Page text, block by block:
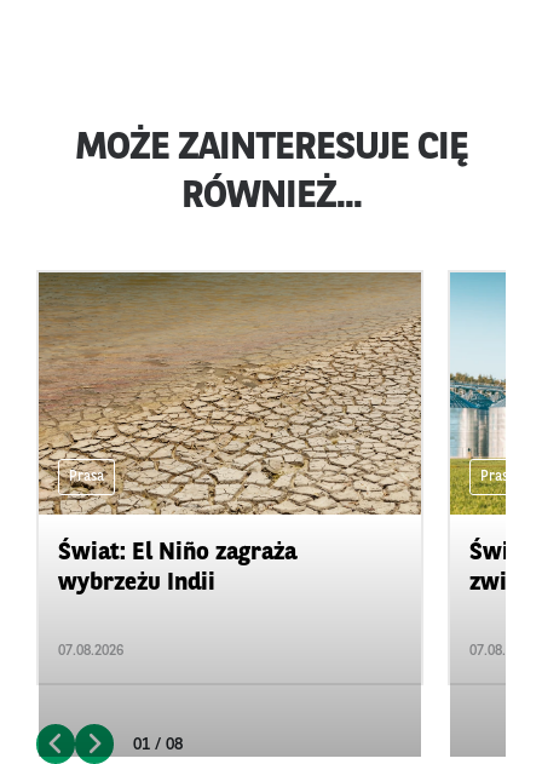
MOŻE ZAINTERESUJE CIĘ
RÓWNIEŻ...
Prasa
Świat: El Niño zagraża
wybrzeżu Indii
07.08.2026
Prasa
07.08.2026
01 / 08